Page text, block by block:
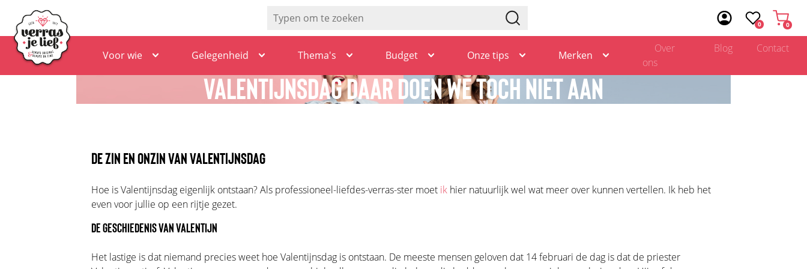
Voor wie Gelegenheid Thema's Budget Onze tips Merken
Over
ons
Blog Contact
0 0
VALENTIJNSDAG DAAR DOEN WE TOCH NIET AAN
DE ZIN EN ONZIN VAN VALENTIJNSDAG
Hoe is Valentijnsdag eigenlijk ontstaan? Als professioneel-liefdes-verras-ster moet ik hier natuurlijk wel wat meer over kunnen vertellen. Ik heb het
even voor jullie op een rijtje gezet.
DE GESCHIEDENIS VAN VALENTIJN
Het lastige is dat niemand precies weet hoe Valentijnsdag is ontstaan. De meeste mensen geloven dat 14 februari de dag is dat de priester